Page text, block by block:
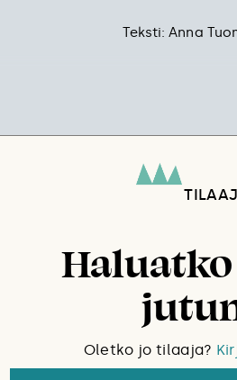
Teksti: Anna
Oletko jo tilaaja?